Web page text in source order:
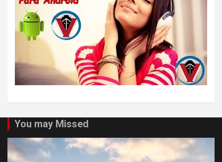
You may Missed